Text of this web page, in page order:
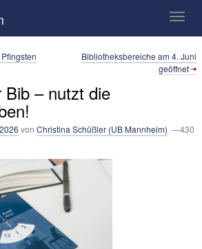
der UB Mannheim
Bibliotheksbereiche am 4. Juni
geöffnet
Bib – nutzt die
von Christina Schüßler (UB Mannheim) —430